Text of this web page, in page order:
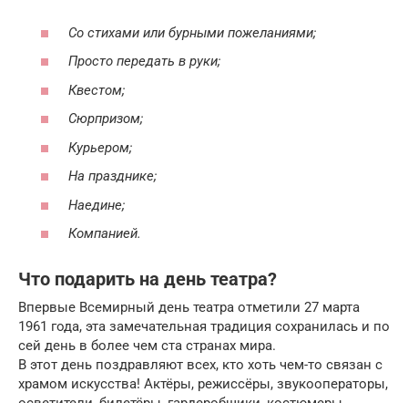
Со стихами или бурными пожеланиями;
Просто передать в руки;
Квестом;
Сюрпризом;
Курьером;
На празднике;
Наедине;
Компанией.
Что подарить на день театра?
Впервые Всемирный день театра отметили 27 марта
1961 года, эта замечательная традиция сохранилась и по
сей день в более чем ста странах мира.
В этот день поздравляют всех, кто хоть чем-то связан с
храмом искусства! Актёры, режиссёры, звукооператоры,